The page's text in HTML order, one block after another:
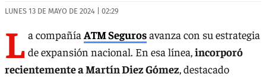
LUNES 13 DE MAYO DE 2024 | 02:29
L a compañía ATM Segurosavanza con su estrategia
de expansión nacional. En esa línea,incorporó
recientemente a Martín Diez Gómez, destacado